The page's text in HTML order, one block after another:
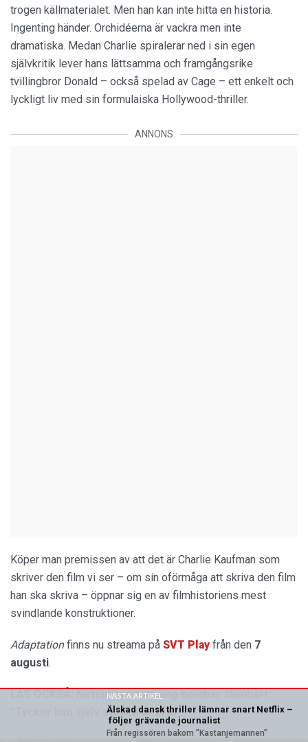
trogen källmaterialet. Men han kan inte hitta en historia.
Ingenting händer. Orchidéerna är vackra men inte
dramatiska. Medan Charlie spiralerar ned i sin egen
självkritik lever hans lättsamma och framgångsrike
tvillingbror Donald – också spelad av Cage – ett enkelt och
lyckligt liv med sin formulaiska Hollywood-thriller.
ANNONS
Köper man premissen av att det är Charlie Kaufman som
skriver den film vi ser – om sin oförmåga att skriva den film
han ska skriva – öppnar sig en av filmhistoriens mest
svindlande konstruktioner.
Adaptationfinns nu streama på SVT Playfrån den 7
augusti.
Netflix nya satsning bombar stenhårt:
”Tycker han själv att den är bra?”
NÄSTA ARTIKEL
Älskad dansk thriller lämnar snart Netflix –
följer grävande journalist
Från regissören bakom ”Kastanjemannen”